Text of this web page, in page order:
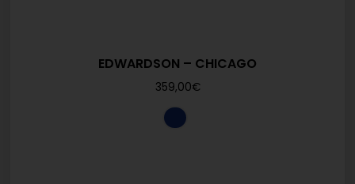
EDWARDSON – CHICAGO
359,00€